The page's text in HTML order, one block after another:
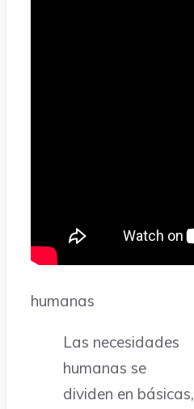
humanas
Las necesidades
humanas se
dividen en básicas,